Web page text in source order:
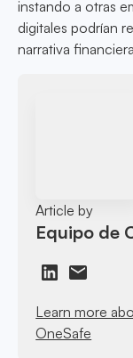
instando a otras
digitales podrían
narrativa
Article by
Equipo de
Learn more
OneSafe